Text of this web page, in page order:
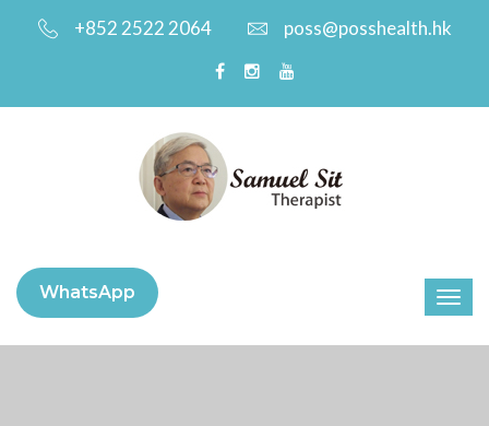
+852 2522 2064 poss@posshealth.hk
WhatsApp